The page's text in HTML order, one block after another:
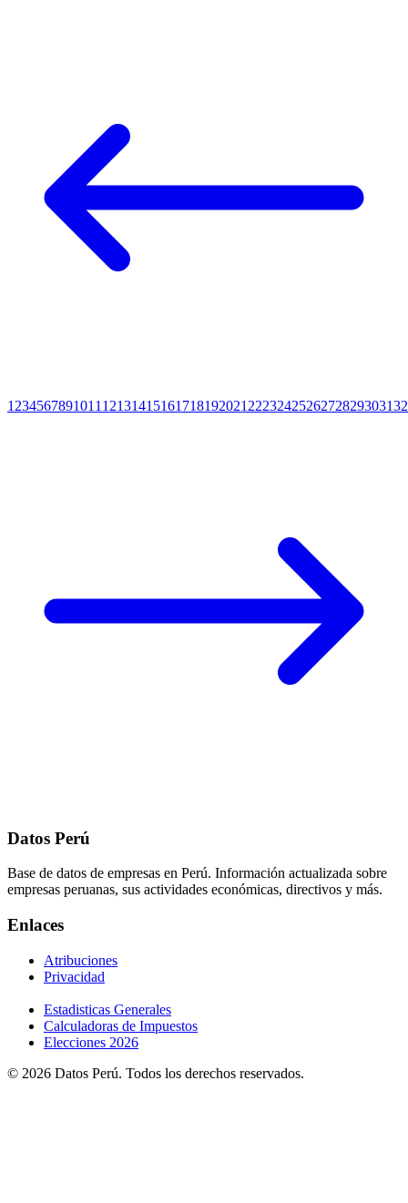
1 234567891011 12131415161718192021 2223242526272829303132
Datos Perú
Base de datos de empresas en Perú. Información actualizada sobre
empresas peruanas, sus actividades económicas, directivos y más.
Enlaces
Atribuciones
Privacidad
Estadisticas Generales
Calculadoras de Impuestos
Elecciones 2026
© 2026 Datos Perú. Todos los derechos reservados.